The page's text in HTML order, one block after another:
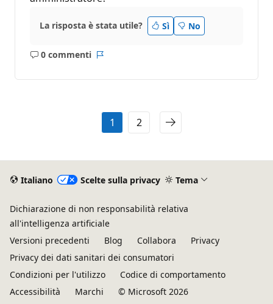
La risposta è stata utile? Sì No
0 commenti
Nessun
1 2
Italiano Scelte sulla privacy Tema
Dichiarazione di non responsabilità relativa
all'intelligenza artificiale
Versioni precedenti
Blog Collabora
Privacy
Privacy dei dati sanitari dei consumatori
Condizioni per l'utilizzo
Codice di comportamento
Accessibilità
Marchi © Microsoft 2026